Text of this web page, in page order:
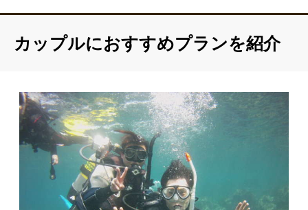
カップルにおすすめプランを紹介